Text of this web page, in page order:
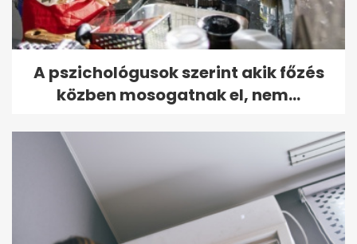
A pszichológusok szerint akik főzés
közben mosogatnak el, nem...